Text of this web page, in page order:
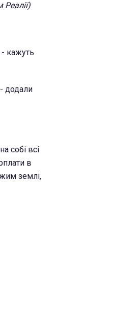
- кажуть
додали
собі всі
в
землі,